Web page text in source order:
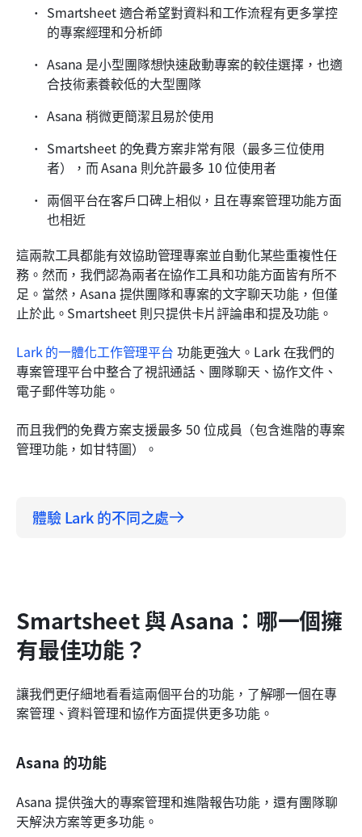
Smartsheet 適合希望對資料和工作流程有更多掌控
的專案經理和分析師
Asana 是小型團隊想快速啟動專案的較佳選擇，也適
合技術素養較低的大型團隊
Asana 稍微更簡潔且易於使用
Smartsheet 的免費方案非常有限（最多三位使用
者），而 Asana 則允許最多 10 位使用者
兩個平台在客戶口碑上相似，且在專案管理功能方面
也相近
這兩款工具都能有效協助管理專案並自動化某些重複性任
務。然而，我們認為兩者在協作工具和功能方面皆有所不
足。當然，Asana 提供團隊和專案的文字聊天功能，但僅
止於此。Smartsheet 則只提供卡片評論串和提及功能。
Lark 的一體化工作管理平台 功能更強大。Lark 在我們的
專案管理平台中整合了視訊通話、團隊聊天、協作文件、
電子郵件等功能。
而且我們的免費方案支援最多 50 位成員（包含進階的專案
管理功能，如甘特圖）。
體驗 Lark 的不同之處
Smartsheet 與 Asana：哪一個擁
有最佳功能？
讓我們更仔細地看看這兩個平台的功能，了解哪一個在專
案管理、資料管理和協作方面提供更多功能。
Asana 的功能
Asana 提供強大的專案管理和進階報告功能，還有團隊聊
天解決方案等更多功能。